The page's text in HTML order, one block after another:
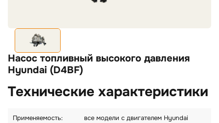
Насос топливный высокого давления
Hyundai (D4BF)
Технические характеристики
Применяемость:
все модели с двигателем Hyundai